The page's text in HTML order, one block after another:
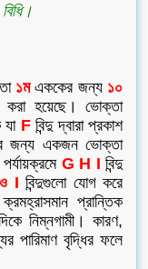
১ম এককের জন্য১০
করা হয়েছে। ভোক্তা
যা Fবিন্দু দ্বারা প্রকাশ
জন্য একজন ভোক্তা
G H I বিন্দু
I বিন্দুগুলো যোগ করে
প্রান্তিক
নিম্নগামী। কারণ,
পারিমাণ বৃদ্ধির ফলে